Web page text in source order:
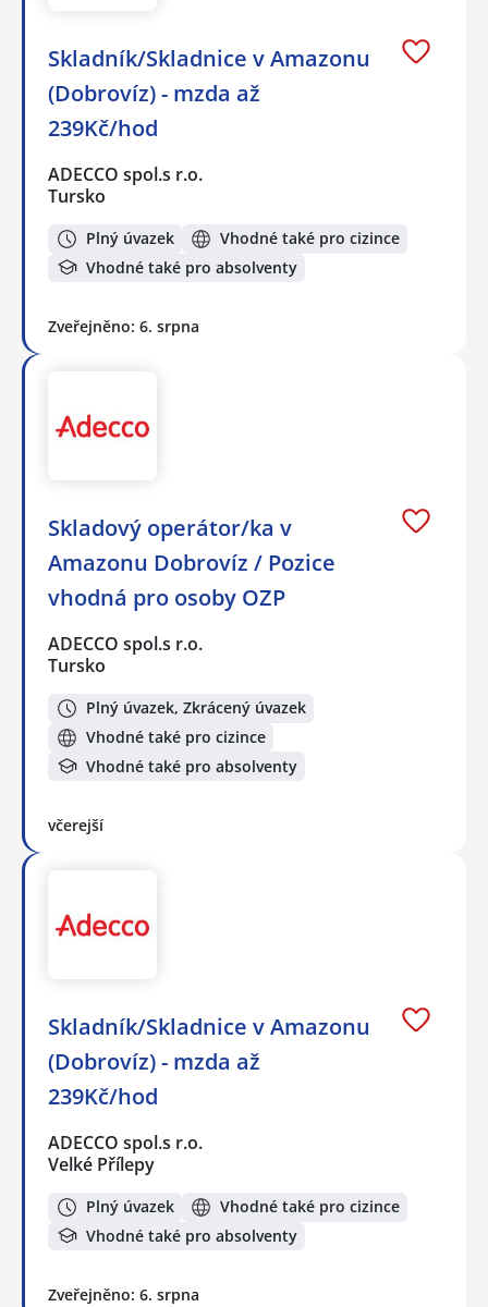
Skladník/Skladnice v Amazonu
(Dobrovíz) - mzda až
239Kč/hod
ADECCO spol.s r.o.
Tursko
Plný úvazek
Vhodné také pro cizince
Vhodné také pro absolventy
Zveřejněno: 6. srpna
Skladový operátor/ka v
Amazonu Dobrovíz / Pozice
vhodná pro osoby OZP
ADECCO spol.s r.o.
Tursko
Plný úvazek, Zkrácený úvazek
Vhodné také pro cizince
Vhodné také pro absolventy
včerejší
Skladník/Skladnice v Amazonu
(Dobrovíz) - mzda až
239Kč/hod
ADECCO spol.s r.o.
Velké Přílepy
Plný úvazek
Vhodné také pro cizince
Vhodné také pro absolventy
Zveřejněno: 6. srpna